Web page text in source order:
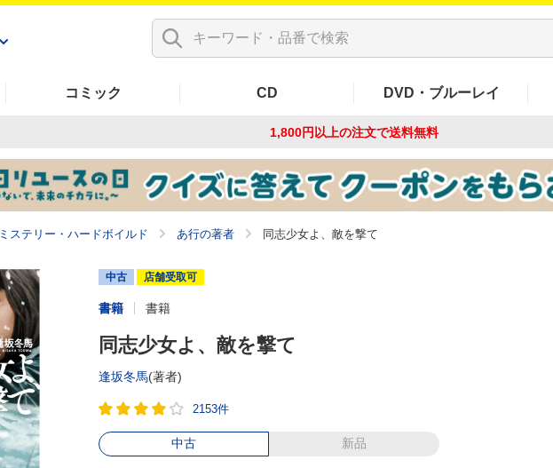
コミック CD DVD・ブルーレイ
1,800円以上の注文で送料無料
ミステリー・ハードボイルド あ行の著者 同志少女よ、敵を撃て
中古 店舗受取可
書籍 書籍
同志少女よ、敵を撃て
逢坂冬馬(著者)
2153件
中古 新品